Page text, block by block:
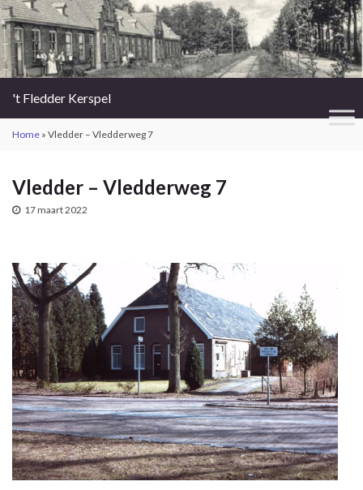
't Fledder Kerspel
Home » Vledder – Vledderweg 7
Vledder – Vledderweg 7
17 maart 2022